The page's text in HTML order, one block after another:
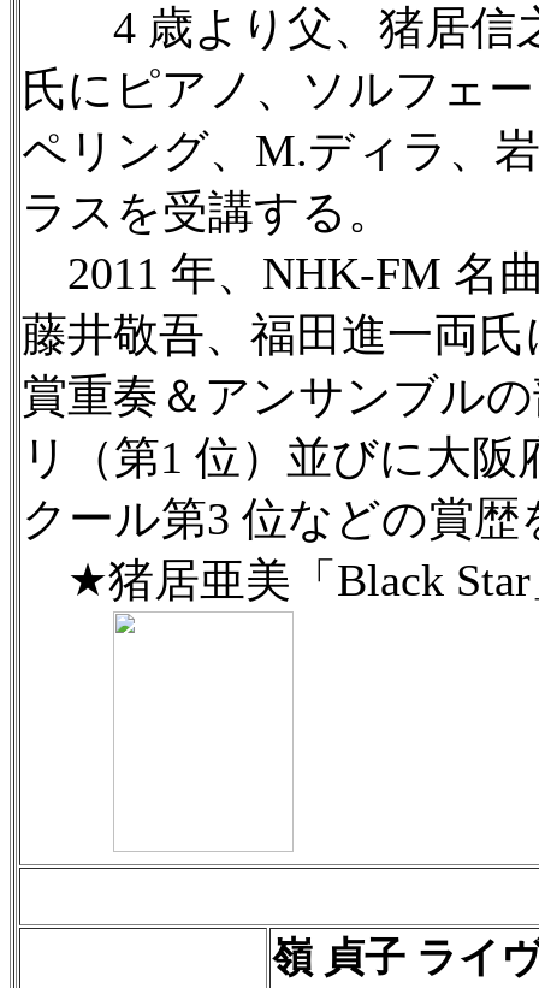
4 歳より父、猪居信
氏にピアノ、ソルフェ
ペリング、M.ディラ、
ラスを受講する。
2011 年、NHK-FM 名
藤井敬吾、福田進一両
賞重奏＆アンサンブル
リ（第1 位）並びに大
クール第3 位などの賞
★猪居亜美「Black Star
嶺 貞子 ライ